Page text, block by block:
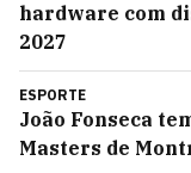
hardware com
2027
ESPORTE
João Fonseca
Masters de